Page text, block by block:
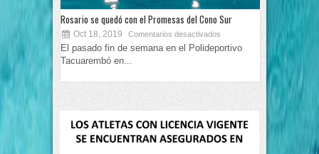
Rosario se quedó con el Promesas del Cono Sur
Oct 18, 2019 Comentarios desactivados
El pasado fin de semana en el Polideportivo
Tacuarembó en...